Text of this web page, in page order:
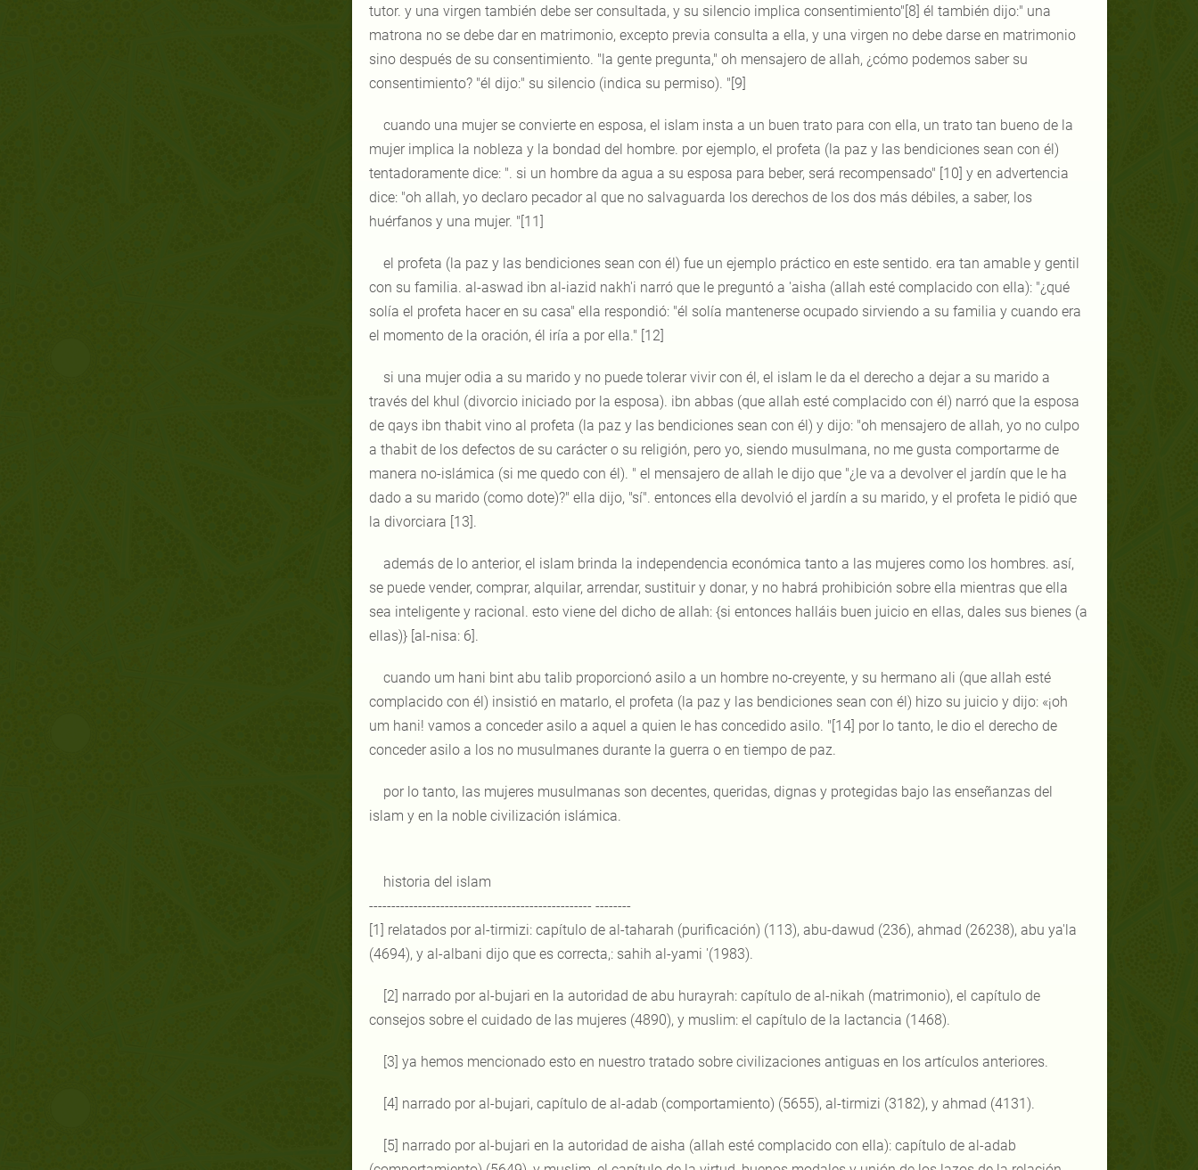
tutor. y una virgen también debe ser consultada, y su silencio implica consentimiento"[8] él también dijo:" una
matrona no se debe dar en matrimonio, excepto previa consulta a ella, y una virgen no debe darse en matrimonio
sino después de su consentimiento. "la gente pregunta," oh mensajero de allah, ¿cómo podemos saber su
consentimiento? "él dijo:" su silencio (indica su permiso). "[9]
cuando una mujer se convierte en esposa, el islam insta a un buen trato para con ella, un trato tan bueno de la
mujer implica la nobleza y la bondad del hombre. por ejemplo, el profeta (la paz y las bendiciones sean con él)
tentadoramente dice: ". si un hombre da agua a su esposa para beber, será recompensado" [10] y en advertencia
dice: "oh allah, yo declaro pecador al que no salvaguarda los derechos de los dos más débiles, a saber, los
huérfanos y una mujer. "[11]
el profeta (la paz y las bendiciones sean con él) fue un ejemplo práctico en este sentido. era tan amable y gentil
con su familia. al-aswad ibn al-iazid nakh'i narró que le preguntó a 'aisha (allah esté complacido con ella): "¿qué
solía el profeta hacer en su casa" ella respondió: "él solía mantenerse ocupado sirviendo a su familia y cuando era
el momento de la oración, él iría a por ella." [12]
si una mujer odia a su marido y no puede tolerar vivir con él, el islam le da el derecho a dejar a su marido a
través del khul (divorcio iniciado por la esposa). ibn abbas (que allah esté complacido con él) narró que la esposa
de qays ibn thabit vino al profeta (la paz y las bendiciones sean con él) y dijo: "oh mensajero de allah, yo no culpo
a thabit de los defectos de su carácter o su religión, pero yo, siendo musulmana, no me gusta comportarme de
manera no-islámica (si me quedo con él). " el mensajero de allah le dijo que "¿le va a devolver el jardín que le ha
dado a su marido (como dote)?" ella dijo, "sí". entonces ella devolvió el jardín a su marido, y el profeta le pidió que
la divorciara [13].
además de lo anterior, el islam brinda la independencia económica tanto a las mujeres como los hombres. así,
se puede vender, comprar, alquilar, arrendar, sustituir y donar, y no habrá prohibición sobre ella mientras que ella
sea inteligente y racional. esto viene del dicho de allah: {si entonces halláis buen juicio en ellas, dales sus bienes (a
ellas)} [al-nisa: 6].
cuando um hani bint abu talib proporcionó asilo a un hombre no-creyente, y su hermano ali (que allah esté
complacido con él) insistió en matarlo, el profeta (la paz y las bendiciones sean con él) hizo su juicio y dijo: «¡oh
um hani! vamos a conceder asilo a aquel a quien le has concedido asilo. "[14] por lo tanto, le dio el derecho de
conceder asilo a los no musulmanes durante la guerra o en tiempo de paz.
por lo tanto, las mujeres musulmanas son decentes, queridas, dignas y protegidas bajo las enseñanzas del
islam y en la noble civilización islámica.
historia del islam
-------------------------------------------------- --------
[1] relatados por al-tirmizi: capítulo de al-taharah (purificación) (113), abu-dawud (236), ahmad (26238), abu ya'la
(4694), y al-albani dijo que es correcta,: sahih al-yami '(1983).
[2] narrado por al-bujari en la autoridad de abu hurayrah: capítulo de al-nikah (matrimonio), el capítulo de
consejos sobre el cuidado de las mujeres (4890), y muslim: el capítulo de la lactancia (1468).
[3] ya hemos mencionado esto en nuestro tratado sobre civilizaciones antiguas en los artículos anteriores.
[4] narrado por al-bujari, capítulo de al-adab (comportamiento) (5655), al-tirmizi (3182), y ahmad (4131).
[5] narrado por al-bujari en la autoridad de aisha (allah esté complacido con ella): capítulo de al-adab